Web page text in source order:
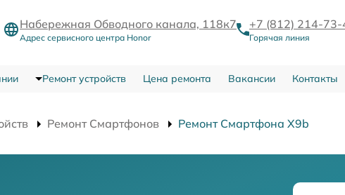
Набережная Обводного канала, 118к7
Адрес сервисного центра Honor
+7 (812) 214-73-
Горячая линия
Ремонт устройств Цена ремонта Вакансии Контакты
Ремонт Смартфонов Ремонт Смартфона X9b